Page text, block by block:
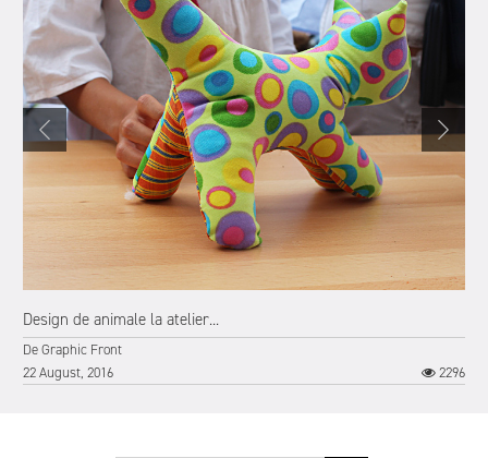
Design de animale la atelier...
DeGraphic Front
22 August, 2016
2296